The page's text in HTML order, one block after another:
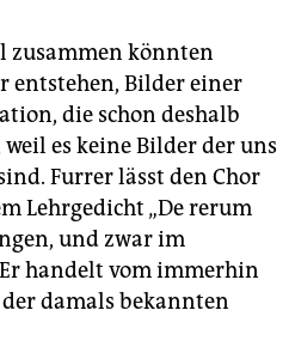
zusammen könnten
entstehen, Bilder einer
die schon deshalb
es keine Bilder der uns
Furrer lässt den Chor
Lehrgedicht „De rerum
und zwar im
handelt vom immerhin
damals bekannten